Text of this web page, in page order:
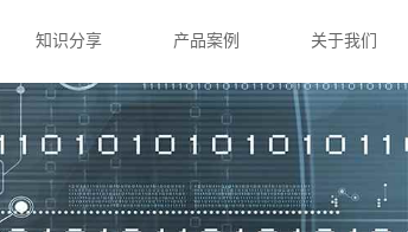
知识分享 产品案例 关于我们